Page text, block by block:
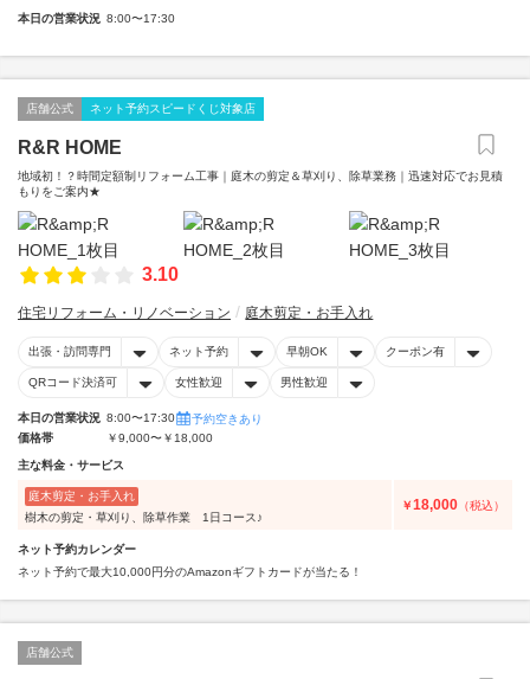
本日の営業状況 8:00〜17:30
店舗公式 ネット予約スピードくじ対象店
R&R HOME
地域初！？時間定額制リフォーム工事｜庭木の剪定＆草刈り、除草業務｜迅速対応でお見積
もりをご案内★
3.10
住宅リフォーム・リノベーション 庭木剪定・お手入れ
出張・訪問専門 ネット予約 早朝OK クーポン有
QRコード決済可 女性歓迎 男性歓迎
本日の営業状況 8:00〜17:30
予約空きあり
価格帯
￥9,000〜￥18,000
主な料金・サービス
庭木剪定・お手入れ
樹木の剪定・草刈り、除草作業 1日コース♪
￥18,000 （税込）
ネット予約カレンダー
ネット予約で最大10,000円分のAmazonギフトカードが当たる！
店舗公式